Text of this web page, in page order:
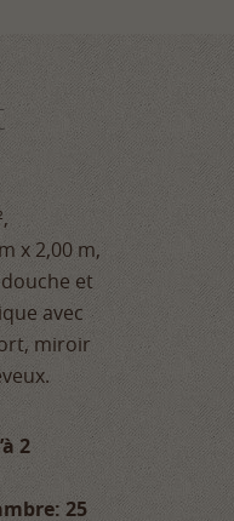
x 2,00 m,
et
avec
miroir
2
25